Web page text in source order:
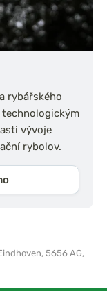
rybářského
vývoje
rybolov.
5656 AG,